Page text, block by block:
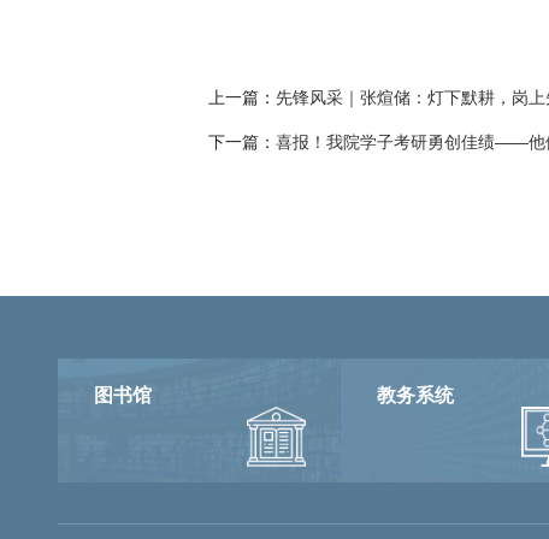
上一篇： 先锋风采｜张煊储：灯下默耕，岗上
下一篇： 喜报！我院学子考研勇创佳绩——他
图书馆 教务系统